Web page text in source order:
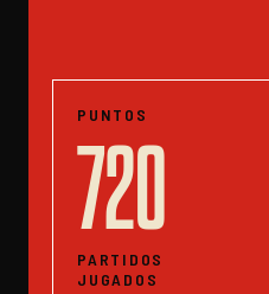
PUNTOS
720
PARTIDOS
JUGADOS